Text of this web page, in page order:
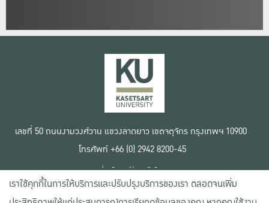
เลขที่ 50 ถนนงามวงศ์วาน แขวงลาดยาว เขตจตุจักร กรุงเทพฯ 10900
โทรศัพท์ +66 (0) 2942 8200-45
เงื่อนไขการใช้งานเว็บไซต์
ข้อตกลงด้านสิทธิ์ใช้งาน
นโยบายความเป็นส่วนตัว
เราใช้คุกกี้ในการให้บริการและปรับปรุงบริการของเรา ตลอดจนเพิ่ม